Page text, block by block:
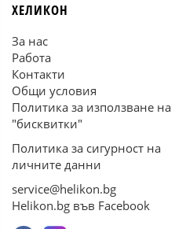
ХЕЛИКОН
За нас
Работа
Контакти
Общи условия
Политика за използване на
"бисквитки"
Политика за сигурност на
личните данни
service@helikon.bg
Helikon.bg във Facebook